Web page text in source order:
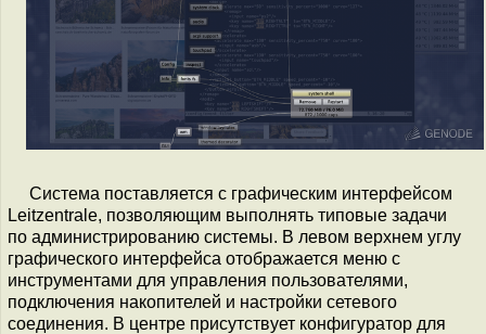
Система поставляется с графическим интерфейсом
Leitzentrale, позволяющим выполнять типовые задачи
по администрированию системы. В левом верхнем углу
графического интерфейса отображается меню с
инструментами для управления пользователями,
подключения накопителей и настройки сетевого
соединения. В центре присутствует конфигуратор для